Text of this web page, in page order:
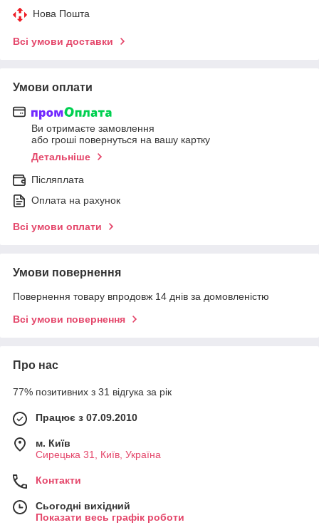
Нова Пошта
Всі умови доставки
Умови оплати
Ви отримаєте замовлення
або гроші повернуться на вашу картку
Детальніше
Післяплата
Оплата на рахунок
Всі умови оплати
Умови повернення
Повернення товару впродовж 14 днів за домовленістю
Всі умови повернення
Про нас
77% позитивних з 31 відгука за рік
Працює з 07.09.2010
м. Київ
Сирецька 31, Київ, Україна
Контакти
Сьогодні вихідний
Показати весь графік роботи